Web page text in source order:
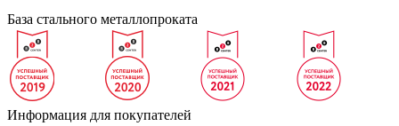
База стального металлопроката
Информация для покупателей